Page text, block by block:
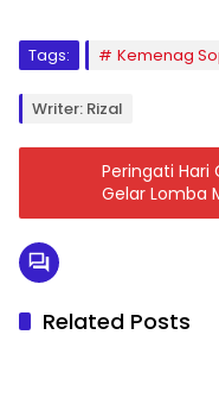
Tags: Kemenag
Writer: Rizal
Peringati Hari
Gelar Lomba
Related Posts